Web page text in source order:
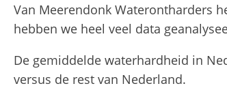
Van Meerendonk Waterontharders
hebben we heel veel data
De gemiddelde waterhardheid in
versus de rest van Nederland.